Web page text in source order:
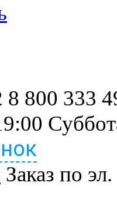
8 800 333
Заказ по